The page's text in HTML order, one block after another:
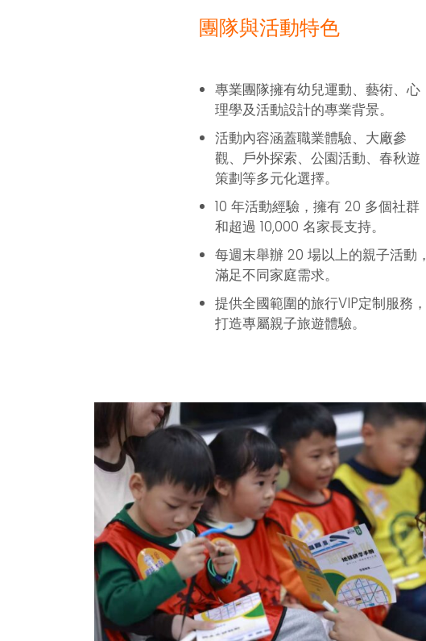
團隊與活動特色
專業團隊擁有幼兒運動、藝術、心
理學及活動設計的專業背景。
活動內容涵蓋職業體驗、大廠參
觀、戶外探索、公園活動、春秋遊
策劃等多元化選擇。
10 年活動經驗，擁有 20 多個社群
和超過 10,000 名家長支持。
每週末舉辦 20 場以上的親子活動，
滿足不同家庭需求。
提供全國範圍的旅行VIP定制服務，
打造專屬親子旅遊體驗。